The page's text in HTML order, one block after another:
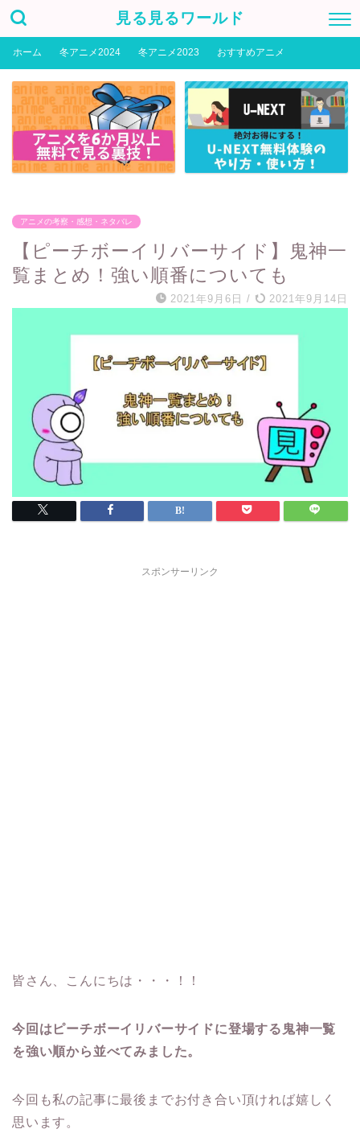
見る見るワールド
ホーム 冬アニメ2024 冬アニメ2023 おすすめアニメ
アニメの考察・感想・ネタバレ
【ピーチボーイリバーサイド】鬼神一
覧まとめ！強い順番についても
2021年9月6日 / 2021年9月14日
スポンサーリンク
皆さん、こんにちは・・・！！
今回はピーチボーイリバーサイドに登場する鬼神一覧
を強い順から並べてみました。
今回も私の記事に最後までお付き合い頂ければ嬉しく
思います。